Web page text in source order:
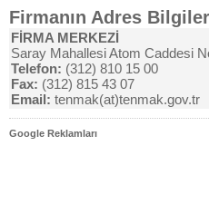
Firmanın Adres
FİRMA MERKEZİ
Saray Mahallesi Atom Caddesi
Telefon: (312) 810 15 00
Fax: (312) 815 43 07
Email: tenmak(at)tenmak.gov.tr
Google Reklamları